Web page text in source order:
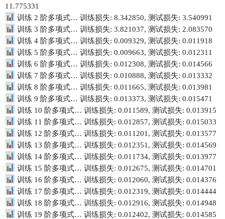
11.775331
训练 2 阶多项式… 训练损失: 8.342850, 测试损失: 3.540991
训练 3 阶多项式… 训练损失: 3.821037, 测试损失: 2.083570
训练 4 阶多项式… 训练损失: 0.009329, 测试损失: 0.011918
训练 5 阶多项式… 训练损失: 0.009663, 测试损失: 0.012311
训练 6 阶多项式… 训练损失: 0.012308, 测试损失: 0.014566
训练 7 阶多项式… 训练损失: 0.010888, 测试损失: 0.013332
训练 8 阶多项式… 训练损失: 0.011665, 测试损失: 0.013981
训练 9 阶多项式… 训练损失: 0.013373, 测试损失: 0.015471
训练 10 阶多项式… 训练损失: 0.011589, 测试损失: 0.013915
训练 11 阶多项式… 训练损失: 0.012857, 测试损失: 0.015033
训练 12 阶多项式… 训练损失: 0.011201, 测试损失: 0.013577
训练 13 阶多项式… 训练损失: 0.012351, 测试损失: 0.014569
训练 14 阶多项式… 训练损失: 0.011734, 测试损失: 0.013977
训练 15 阶多项式… 训练损失: 0.012675, 测试损失: 0.014701
训练 16 阶多项式… 训练损失: 0.012060, 测试损失: 0.014376
训练 17 阶多项式… 训练损失: 0.012319, 测试损失: 0.014444
训练 18 阶多项式… 训练损失: 0.012916, 测试损失: 0.014948
训练 19 阶多项式… 训练损失: 0.012402, 测试损失: 0.014585